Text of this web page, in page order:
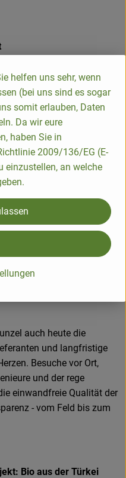
Stunde waren Nussmuse,
umfasst das
zählen heute
Schokoladen und
dieser Produkte wird in
an erster Stelle. Das
daher eine
ein. Die Kontrollen der
beprobt. Zusätzlich
auch heute die
und langfristige
Besuche vor Ort,
und der rege
einwandfreie Qualität der
- vom Feld bis zum
Bio aus der Türkei
helfen uns sehr, wenn
(bei uns sind es sogar
somit erlauben, Daten
Da wir eure
haben Sie in
2009/136/EG (E-
einzustellen, an welche